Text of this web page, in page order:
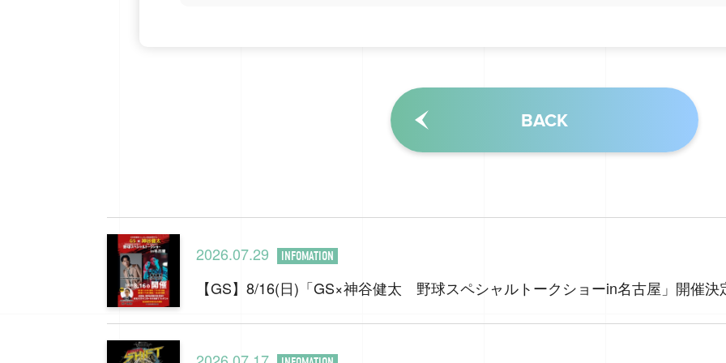
BACK
2026.07.29 INFOMATION
【GS】8/16(日)「GS×神谷健太 野球スペシャルトークショーin名古屋」開催決